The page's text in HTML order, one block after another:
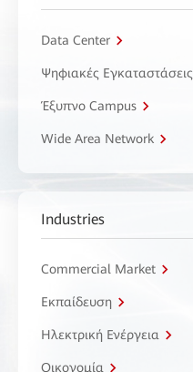
Data Center
Ψηφιακές Εγκαταστάσεις
Έξυπνο Campus
Wide Area Network
Industries
Commercial Market
Εκπαίδευση
Ηλεκτρική Ενέργεια
Οικονομία